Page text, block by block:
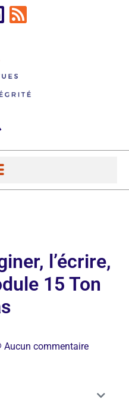
l’écrire,
15 Ton
Aucun commentaire